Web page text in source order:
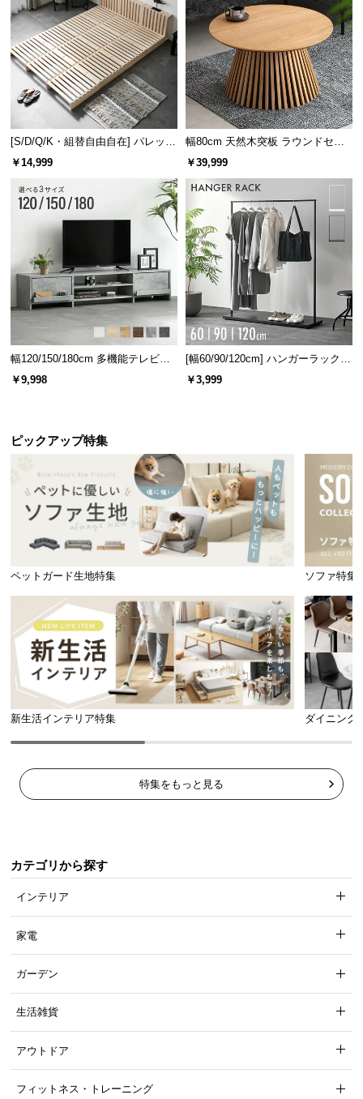
[S/D/Q/K・組替自由自在] パレット
ベッド 8/12/16枚セット
￥14,999
幅80cm 天然木突板 ラウンドセン
ターテーブル 美しい格子デザイン
￥39,999
幅120/150/180cm 多機能テレビボ
ード 木目/石目調 オープン収納・
引き出し収納付き
￥9,998
[幅60/90/120cm] ハンガーラック
スチール 4段階高さ調節 サイドフ
ック オープンラック シンプル
￥3,999
ピックアップ特集
ペットガード生地特集 ソファ特集
新生活インテリア特集 ダイニング
特集をもっと見る
カテゴリから探す
インテリア
家電
ガーデン
生活雑貨
アウトドア
フィットネス・トレーニング